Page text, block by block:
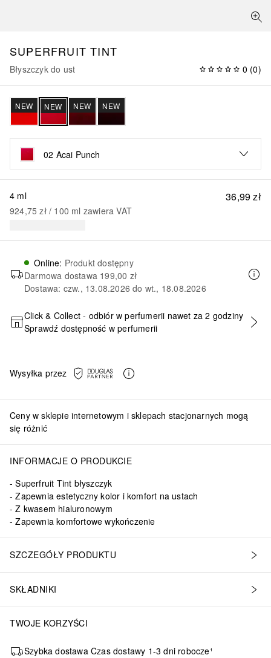
SUPERFRUIT TINT
Błyszczyk do ust 0 (0)
NEW NEW NEW NEW
02 Acai Punch
36,99 zł
4 ml
924,75 zł / 100 ml zawiera VAT
Online: Produkt dostępny
Darmowa dostawa 199,00 zł
Dostawa: czw., 13.08.2026 do wt., 18.08.2026
DODAJ DO KOSZYKA
Click & Collect - odbiór w perfumerii nawet za 2 godziny
Sprawdź dostępność w perfumerii
Wysyłka przez
Ceny w sklepie internetowym i sklepach stacjonarnych mogą
się różnić
INFORMACJE O PRODUKCIE
Superfruit Tint błyszczyk
Zapewnia estetyczny kolor i komfort na ustach
Z kwasem hialuronowym
Zapewnia komfortowe wykończenie
SZCZEGÓŁY PRODUKTU
SKŁADNIKI
TWOJE KORZYŚCI
Szybka dostawa Czas dostawy 1-3 dni robocze¹